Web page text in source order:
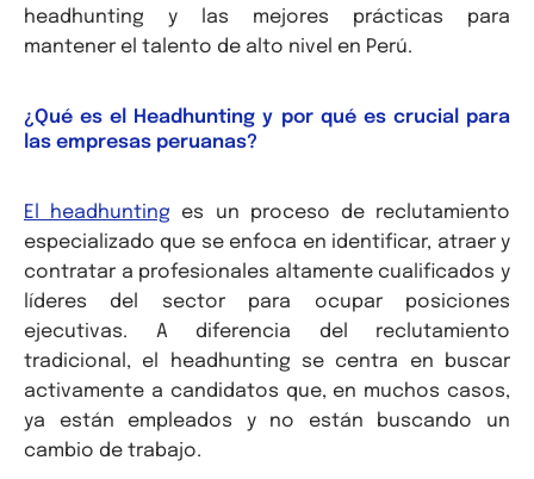
headhunting y las mejores prácticas para
mantener el talento de alto nivel en Perú.
¿Qué es el Headhunting y por qué es crucial para
las empresas peruanas?
El headhunting es un proceso de reclutamiento
especializado que se enfoca en identificar, atraer y
contratar a profesionales altamente cualificados y
líderes del sector para ocupar posiciones
ejecutivas. A diferencia del reclutamiento
tradicional, el headhunting se centra en buscar
activamente a candidatos que, en muchos casos,
ya están empleados y no están buscando un
cambio de trabajo.